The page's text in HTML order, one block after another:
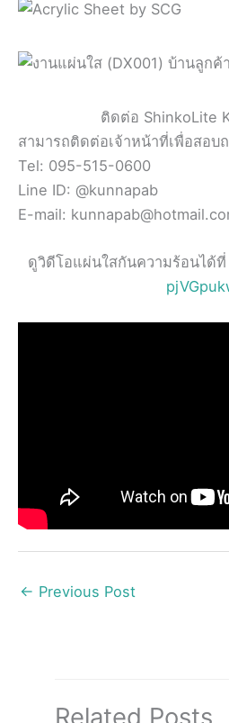
ติดต่อ ShinkoLite
สามารถติดต่อเจ้าหน้าที่เพื่อสอบ
Tel: 095-515-0600
Line ID: @kunnapab
E-mail:
ดูวิดีโอแผ่นใสกันความร้อนได้ที่
← Previous Post
Related Posts